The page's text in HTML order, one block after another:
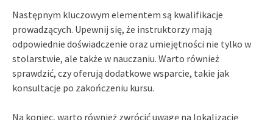
Następnym kluczowym elementem są kwalifikacje
prowadzących. Upewnij się, że instruktorzy mają
odpowiednie doświadczenie oraz umiejętności nie tylko w
stolarstwie, ale także w nauczaniu. Warto również
sprawdzić, czy oferują dodatkowe wsparcie, takie jak
konsultacje po zakończeniu kursu.
Na koniec, warto również zwrócić uwagę na lokalizację